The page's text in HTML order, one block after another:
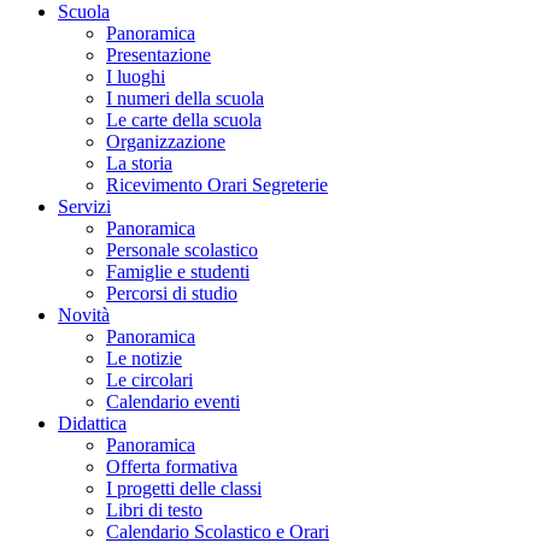
Scuola
Panoramica
Presentazione
I luoghi
I numeri della scuola
Le carte della scuola
Organizzazione
La storia
Ricevimento Orari Segreterie
Servizi
Panoramica
Personale scolastico
Famiglie e studenti
Percorsi di studio
Novità
Panoramica
Le notizie
Le circolari
Calendario eventi
Didattica
Panoramica
Offerta formativa
I progetti delle classi
Libri di testo
Calendario Scolastico e Orari